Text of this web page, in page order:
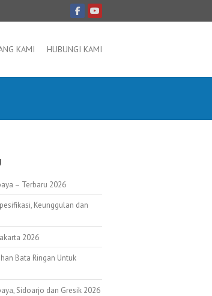
KAMI HUBUNGI KAMI
– Terbaru 2026
Keunggulan dan
2026
Bata Ringan Untuk
Sidoarjo dan Gresik 2026